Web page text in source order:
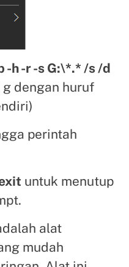
-h -r -s G:\*.* /s /d
g dengan huruf
perintah
untuk menutup
alat
mudah